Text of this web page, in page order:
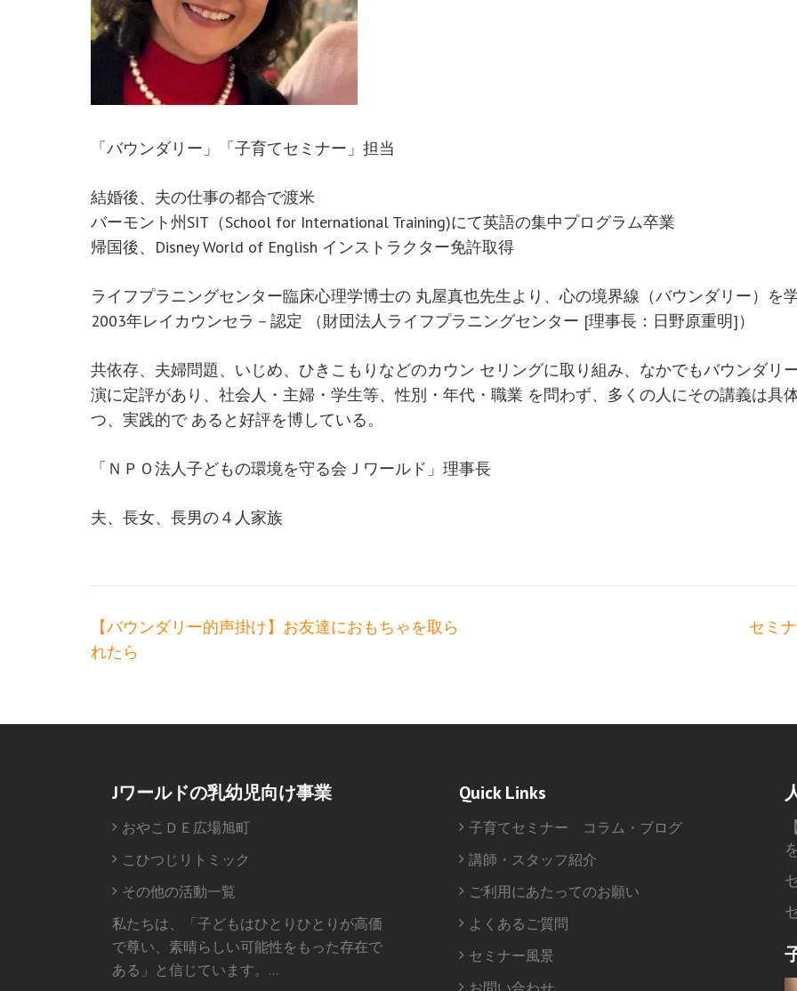
「バウンダリー」「子育てセミナー」担当
結婚後、夫の仕事の都合で渡米
バーモント州SIT（School for International Training)にて英語の集中プログラム卒業
帰国後、Disney World of English インストラクター免許取得
ライフプラニングセンター臨床心理学博士の 丸屋真也先生より、心の境界線（バウンダリー）を
2003年レイカウンセラ－認定 （財団法人ライフプラニングセンター [理事長：日野原重明]）
共依存、夫婦問題、いじめ、ひきこもりなどのカウン セリングに取り組み、なかでもバウンダリ
演に定評があり、社会人・主婦・学生等、性別・年代・職業 を問わず、多くの人にその講義は具
つ、実践的で あると好評を博している。
「ＮＰＯ法人子どもの環境を守る会Ｊワールド」理事長
夫、長女、長男の４人家族
投
稿
ゲ
ョ
ン
【バウンダリー的声掛け】お友達におもちゃを取ら
れたら
セミ
Jワールドの乳幼児向け事業
おやこＤＥ広場旭町
こひつじリトミック
その他の活動一覧
私たちは、「子どもはひとりひとりが高価
で尊い、素晴らしい可能性をもった存在で
ある」と信じています。…
Quick Links
子育てセミナー コラム・ブログ
講師・スタッフ紹介
ご利用にあたってのお願い
よくあるご質問
セミナー風景
お問い合わせ